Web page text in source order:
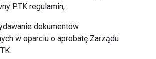
PTK regulamin,
dokumentów
w oparciu o aprobatę Zarządu